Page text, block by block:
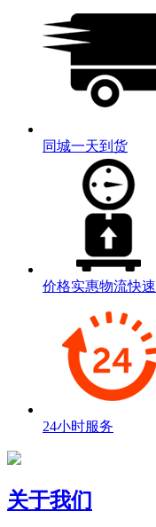
同城一天到货
价格实惠物流快速
24小时服务
关于我们